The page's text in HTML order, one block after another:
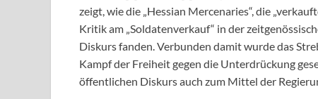
zeigt, wie die „Hessian Mercenaries“, die
Kritik am „Soldatenverkauf“ in der
Diskurs fanden. Verbunden damit wurde das
Kampf der Freiheit gegen die Unterdrückung
öffentlichen Diskurs auch zum Mittel der